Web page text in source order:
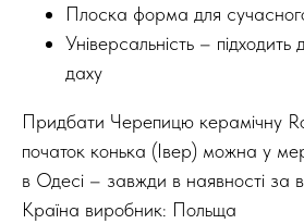
Плоска форма для
Універсальність – підходить
даху
Придбати Черепицю керамічну
початок конька (Івер) можна у
в Одесі – завжди в наявності за
Країна виробник: Польща